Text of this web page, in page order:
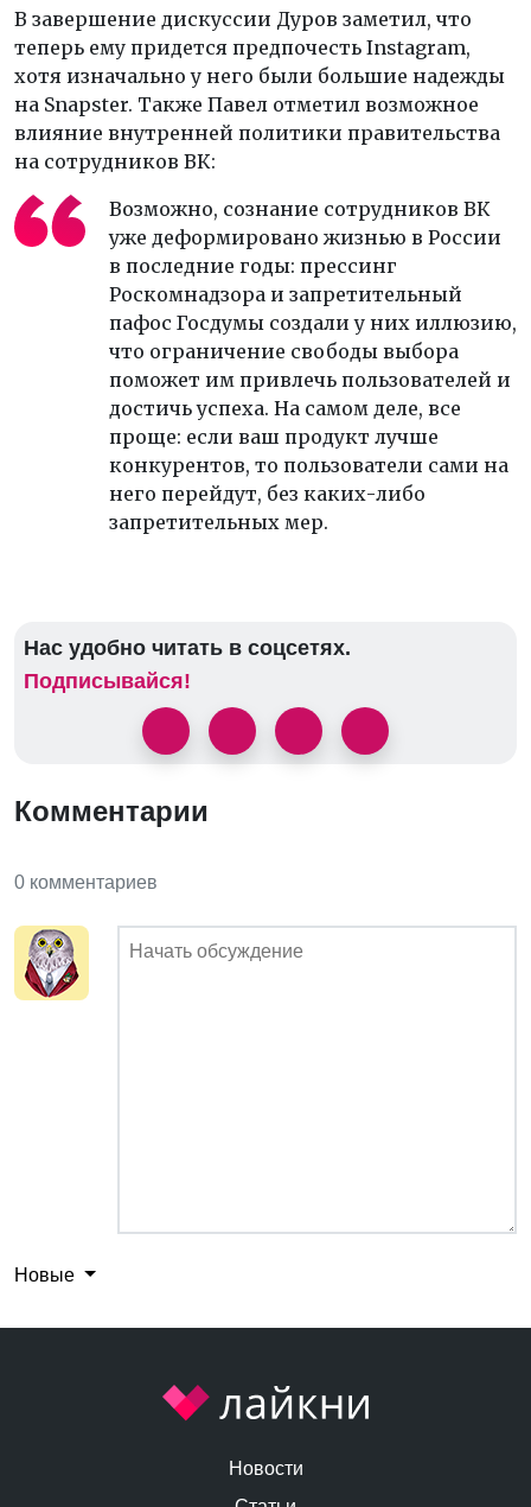
В завершение дискуссии Дуров заметил, что
теперь ему придется предпочесть Instagram,
хотя изначально у него были большие надежды
на Snapster. Также Павел отметил возможное
влияние внутренней политики правительства
на сотрудников ВК:
Возможно, сознание сотрудников ВК
уже деформировано жизнью в России
в последние годы: прессинг
Роскомнадзора и запретительный
пафос Госдумы создали у них иллюзию,
что ограничение свободы выбора
поможет им привлечь пользователей и
достичь успеха. На самом деле, все
проще: если ваш продукт лучше
конкурентов, то пользователи сами на
него перейдут, без каких-либо
запретительных мер.
Нас удобно читать в соцсетях.
Подписывайся!
Комментарии
0 комментариев
Новые
Новости